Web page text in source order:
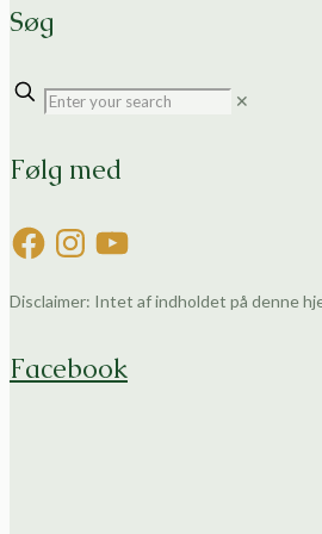
Søg
✕
Følg med
FacebookInstagram
YouTube
Disclaimer: Intet af indholdet på denne
Facebook